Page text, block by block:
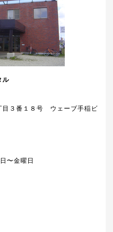
ル
目３番１８号 ウェーブ手稲ビ
〜金曜日